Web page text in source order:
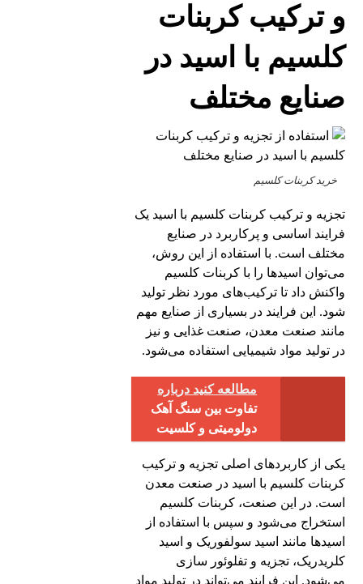
و ترکیب کربنات
کلسیم با اسید در
صنایع مختلف
خرید کربنات کلسیم
تجزیه و ترکیب کربنات کلسیم با اسید یک
فرایند اساسی و پرکاربرد در صنایع
مختلف است. با استفاده از این روش،
می‌توان اسیدها را با کربنات کلسیم
واکنش داد تا ترکیب‌های مورد نظر تولید
شود. این فرایند در بسیاری از صنایع مهم
مانند صنعت معدن، صنعت غذایی و نیز
در تولید مواد شیمیایی استفاده می‌شود.
مطالعه کنید درباره‌
تفاوت بین سنگ آهک
دولومیتی و کلسیت
یکی از کاربردهای اصلی تجزیه و ترکیب
کربنات کلسیم با اسید در صنعت معدن
است. در این صنعت، کربنات کلسیم
استخراج می‌شود و سپس با استفاده از
اسیدها مانند اسید سولفوریک و اسید
کلریدریک، تجزیه و تفلوئور سازی
می‌شود. این فرایند می‌تواند در تولید مواد